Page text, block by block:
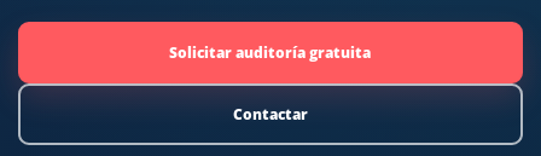
Solicitar auditoría gratuita
Contactar